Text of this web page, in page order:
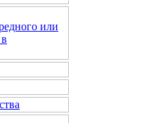
или